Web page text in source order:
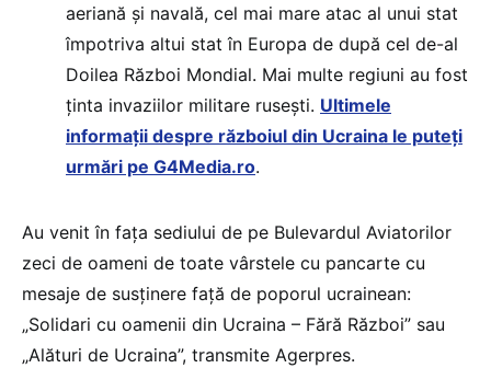
aeriană şi navală, cel mai mare atac al unui stat
împotriva altui stat în Europa de după cel de-al
Doilea Război Mondial. Mai multe regiuni au fost
ținta invaziilor militare rusești. Ultimele
informații despre războiul din Ucraina le puteți
urmări pe G4Media.ro.
Au venit în fața sediului de pe Bulevardul Aviatorilor
zeci de oameni de toate vârstele cu pancarte cu
mesaje de susținere față de poporul ucrainean:
„Solidari cu oamenii din Ucraina – Fără Război” sau
„Alături de Ucraina”, transmite Agerpres.